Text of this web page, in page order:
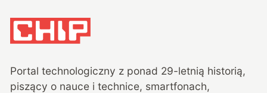
Portal technologiczny z ponad 29-letnią historią,
piszący o nauce i technice, smartfonach,